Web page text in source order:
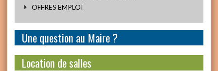
OFFRES EMPLOI
Une question au Maire ?
Location de salles